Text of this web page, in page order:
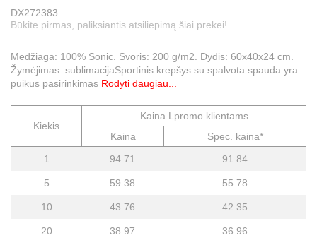
DX272383
Būkite pirmas, paliksiantis atsiliepimą šiai prekei!
Medžiaga: 100% Sonic. Svoris: 200 g/m2. Dydis: 60x40x24 cm.
Žymėjimas: sublimacijaSportinis krepšys su spalvota spauda yra
puikus pasirinkimas Rodyti daugiau...
Kiekis
Kaina Lpromo klientams
Kaina
Spec. kaina*
1
94.71 91.84
5 59.38 55.78
10 43.76 42.35
20 38.97 36.96